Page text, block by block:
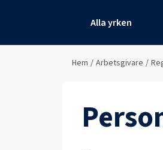
Alla yrken
Hem / Arbetsgivare /